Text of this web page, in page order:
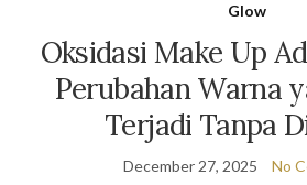
Glow
Oksidasi Make Up
Perubahan Warna
Terjadi Tanpa
December 27, 2025 No